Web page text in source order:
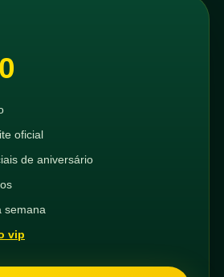
oficial
de aniversário
semana
vip